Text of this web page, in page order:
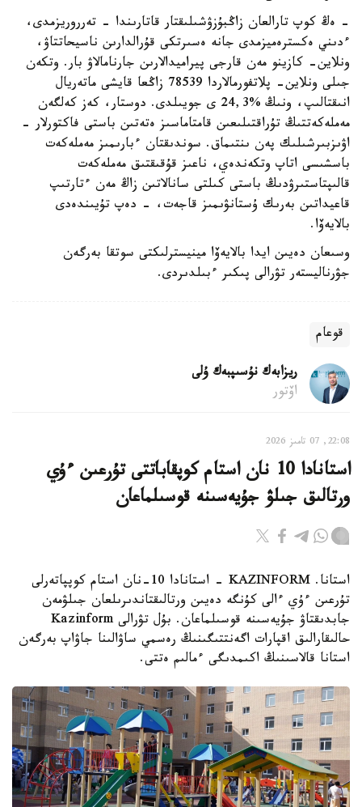
- ەڭ كوپ تارالعان زاڭبۇزۋشىلىقتار قاتارىندا - تەرروريزمدى،
ءدىني ەكسترەميزمدى جانە ەسىرتكى قۇرالدارىن ناسيحاتتاۋ،
ونلاين- كازينو مەن قارجى پيراميدالارىن جارنامالاۋ بار. وتكەن
جىلى ونلاين- پلاتفورمالاردا 78539 زاڭعا قايشى ماتەريال
انىقتالىپ، ونىڭ %24,3 ى جويىلدى. دوستار، كەز كەلگەن
مەملەكەتتىڭ تۇراقتىلىعىن قامتاماسىز ەتەتىن باستى فاكتورلار -
اۋىزبىرشىلىك پەن ىنتىماق. سوندىقتان ءبارىمىز مەملەكەت
باسشىسى اتاپ وتكەندەي، ناعىز قۇقىقتىق مەملەكەت
قالىپتاستىرۋدىڭ باستى كىلتى سانالاتىن زاڭ مەن ءتارتىپ
قاعيداتىن بەرىك ۇستانۋىمىز قاجەت، - دەپ تۇيىندەدى
بالايەۆا.
وسىعان دەيىن ايدا بالايەۆا مينيسترلىكتى سوتقا بەرگەن
جۋرناليستەر تۋرالى پىكىر ءبىلدىردى.
قوعام
ريزابەك نۇسىپبەك ۇلى
اۆتور
22:08, 07 تامىز 2026
استانادا 10 نان استام كوپقاباتتى تۇرعىن ءۇي
ورتالىق جىلۋ جۇيەسىنە قوسىلماعان
استانا. KAZINFORM - استانادا 10-نان استام كوپپاتەرلى
تۇرعىن ءۇي ءالى كۇنگە دەيىن ورتالىقتاندىرىلعان جىلۋمەن
جابدىقتاۋ جۇيەسىنە قوسىلماعان. بۇل تۋرالى Kazinform
حالىقارالىق اقپارات اگەنتتىگىنىڭ رەسمي ساۋالىنا جاۋاپ بەرگەن
استانا قالاسىنىڭ اكىمدىگى ءمالىم ەتتى.